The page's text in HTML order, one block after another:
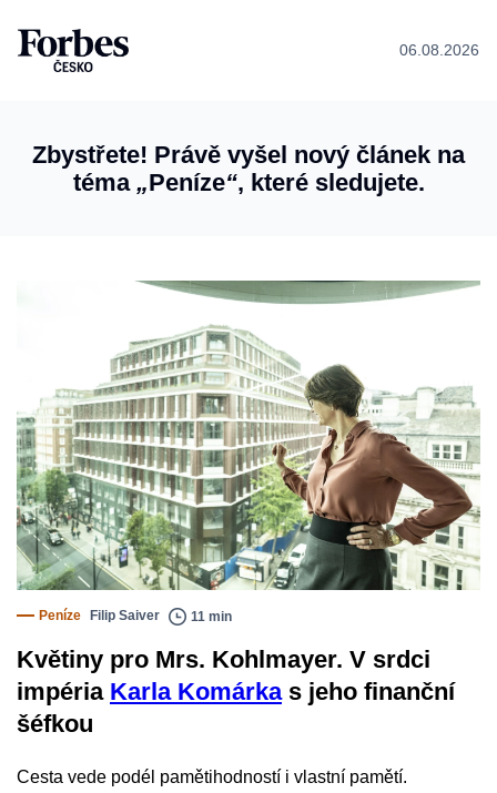
06.08.2026
Zbystřete! Právě vyšel nový článek na
téma „Peníze“, které sledujete.
Peníze Filip Saiver 11 min
Květiny pro Mrs. Kohlmayer. V srdci
impéria Karla Komárkas jeho finanční
šéfkou
Cesta vede podél pamětihodností i vlastní pamětí.